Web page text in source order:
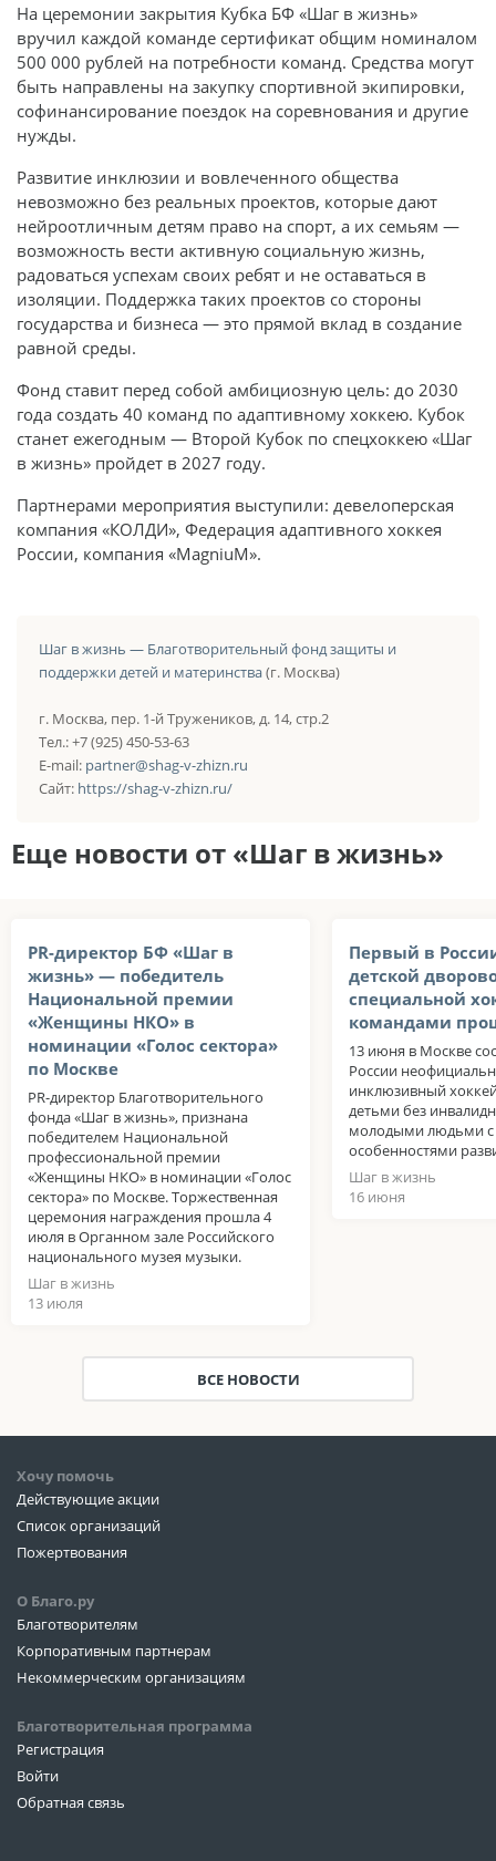
На церемонии закрытия Кубка БФ «Шаг в жизнь»
вручил каждой команде сертификат общим номиналом
500 000 рублей на потребности команд. Средства могут
быть направлены на закупку спортивной экипировки,
софинансирование поездок на соревнования и другие
нужды.
Развитие инклюзии и вовлеченного общества
невозможно без реальных проектов, которые дают
нейроотличным детям право на спорт, а их семьям —
возможность вести активную социальную жизнь,
радоваться успехам своих ребят и не оставаться в
изоляции. Поддержка таких проектов со стороны
государства и бизнеса — это прямой вклад в создание
равной среды.
Фонд ставит перед собой амбициозную цель: до 2030
года создать 40 команд по адаптивному хоккею. Кубок
станет ежегодным — Второй Кубок по спецхоккею «Шаг
в жизнь» пройдет в 2027 году.
Партнерами мероприятия выступили: девелоперская
компания «КОЛДИ», Федерация адаптивного хоккея
России, компания «MagniuM».
Шаг в жизнь — Благотворительный фонд защиты и
поддержки детей и материнства(г. Москва)
г. Москва, пер. 1-й Тружеников, д. 14, стр.2
Тел.: +7 (925) 450-53-63
E-mail: partner@shag-v-zhizn.ru
Сайт: https://shag-v-zhizn.ru/
Еще новости от «Шаг в жизнь»
PR-директор БФ «Шаг в
жизнь» — победитель
Национальной премии
«Женщины НКО» в
номинации «Голос сектора»
по Москве
PR-директор Благотворительного
фонда «Шаг в жизнь», признана
победителем Национальной
профессиональной премии
«Женщины НКО» в номинации «Голос
сектора» по Москве. Торжественная
церемония награждения прошла 4
июля в Органном зале Российского
национального музея музыки.
Шаг в жизнь
13 июля
Первый в
детской
специальной
командами
13 июня в Москве
России
инклюзивный
детьми без
молодыми людьми
особенностями
Шаг в жизнь
16 июня
ВСЕ НОВОСТИ
Хочу помочь
Действующие акции
Список организаций
Пожертвования
О Благо.ру
Благотворителям
Корпоративным партнерам
Некоммерческим организациям
Благотворительная программа
Регистрация
Войти
Обратная связь